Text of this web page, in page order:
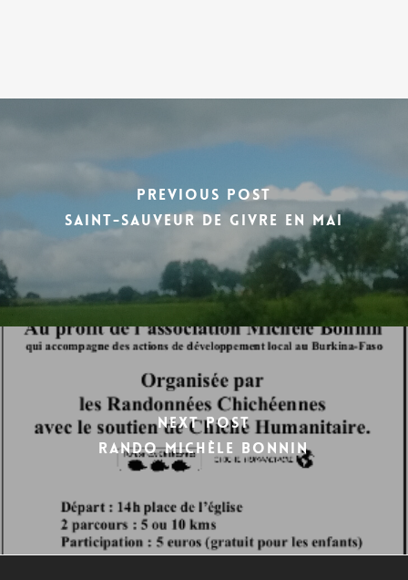
Previous Post
Saint-Sauveur de givre en mai
Next Post
Rando Michèle Bonnin